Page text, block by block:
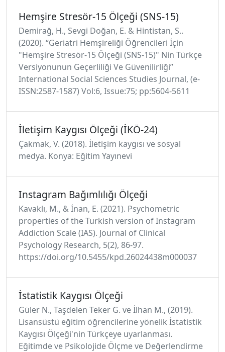
Hemşire Stresör-15 Ölçeği (SNS-15)
Demirağ, H., Sevgi Doğan, E. & Hintistan, S..
(2020). “Geriatri Hemşireliği Öğrencileri İçin
"Hemşire Stresör-15 Ölçeği (SNS-15)" Nin Türkçe
Versiyonunun Geçerliliği Ve Güvenilirliği”
International Social Sciences Studies Journal, (e-
ISSN:2587-1587) Vol:6, Issue:75; pp:5604-5611
İletişim Kaygısı Ölçeği (İKÖ-24)
Çakmak, V. (2018). İletişim kaygısı ve sosyal
medya. Konya: Eğitim Yayınevi
Instagram Bağımlılığı Ölçeği
Kavaklı, M., & İnan, E. (2021). Psychometric
properties of the Turkish version of Instagram
Addiction Scale (IAS). Journal of Clinical
Psychology Research, 5(2), 86-97.
https://doi.org/10.5455/kpd.26024438m000037
İstatistik Kaygısı Ölçeği
Güler N., Taşdelen Teker G. ve İlhan M., (2019).
Lisansüstü eğitim öğrencilerine yönelik İstatistik
Kaygısı Ölçeği'nin Türkçeye uyarlanması.
Eğitimde ve Psikolojide Ölçme ve Değerlendirme